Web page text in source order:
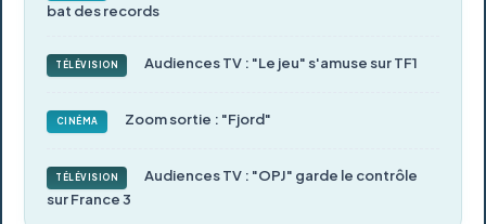
bat des records
TÉLÉVISION Audiences TV : "Le jeu" s'amuse sur TF1
CINÉMA Zoom sortie : "Fjord"
TÉLÉVISION
Audiences TV : "OPJ" garde le contrôle
sur France 3